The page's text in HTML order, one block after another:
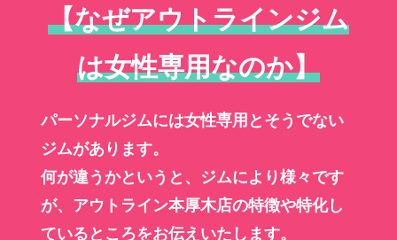
【なぜアウトラインジム
は女性専用なのか】
パーソナルジムには女性専用とそうでない
ジムがあります。
何が違うかというと、ジムにより様々です
が、アウトライン本厚木店の特徴や特化し
ているところをお伝えいたします。